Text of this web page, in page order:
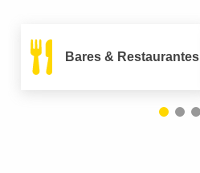
Bares & Restaurantes